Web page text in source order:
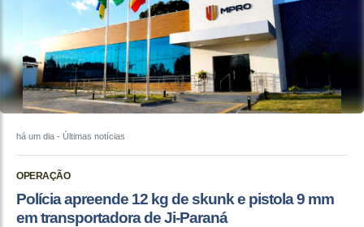
há um dia - Últimas notícias
OPERAÇÃO
Polícia apreende 12 kg de skunk e pistola 9 mm
em transportadora de Ji-Paraná